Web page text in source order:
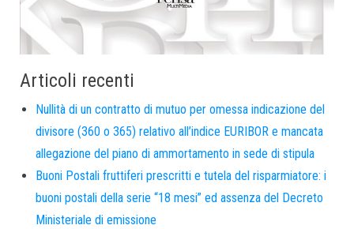
Articoli recenti
Nullità di un contratto di mutuo per omessa indicazione del
divisore (360 o 365) relativo all’indice EURIBOR e mancata
allegazione del piano di ammortamento in sede di stipula
Buoni Postali fruttiferi prescritti e tutela del risparmiatore: i
buoni postali della serie “18 mesi” ed assenza del Decreto
Ministeriale di emissione